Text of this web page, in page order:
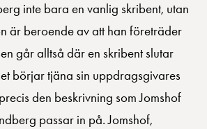
inte bara en vanlig skribent, utan
är beroende av att han företräder
går alltså där en skribent slutar
börjar tjäna sin uppdragsgivares
den beskrivning som Jomshof
passar in på. Jomshof,